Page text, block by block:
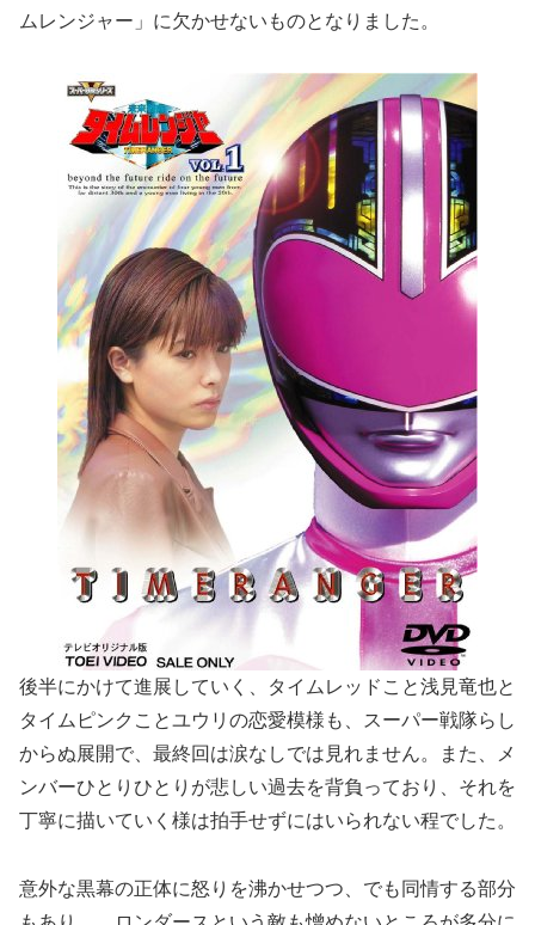
ムレンジャー」に欠かせないものとなりました。
後半にかけて進展していく、タイムレッドこと浅見竜也と
タイムピンクことユウリの恋愛模様も、スーパー戦隊らし
からぬ展開で、最終回は涙なしでは見れません。また、メ
ンバーひとりひとりが悲しい過去を背負っており、それを
丁寧に描いていく様は拍手せずにはいられない程でした。
意外な黒幕の正体に怒りを沸かせつつ、でも同情する部分